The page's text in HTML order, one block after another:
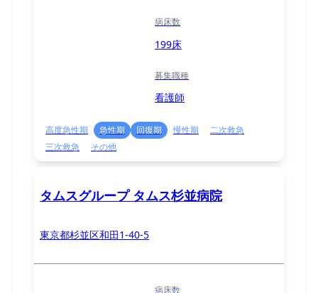
病床数
199床
募集職種
看護師
高度急性期 急性期 回復期 慢性期
二次救急
三次救急
その他
タムスグループ タムス杉並病院
東京都杉並区和田1-40-5
病床数